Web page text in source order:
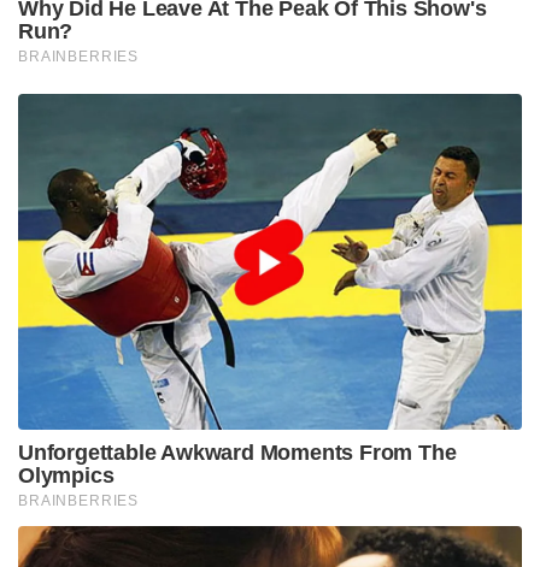
Why Did He Leave At The Peak Of This Show's
Run?
BRAINBERRIES
Unforgettable Awkward Moments From The
Olympics
BRAINBERRIES